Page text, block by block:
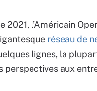
2021, l’Américain
réseau de
lignes, la
perspectives aux